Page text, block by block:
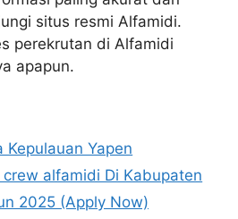
situs resmi Alfamidi.
perekrutan di Alfamidi
apapun.
Kepulauan Yapen
alfamidi Di Kabupaten
2025 (Apply Now)